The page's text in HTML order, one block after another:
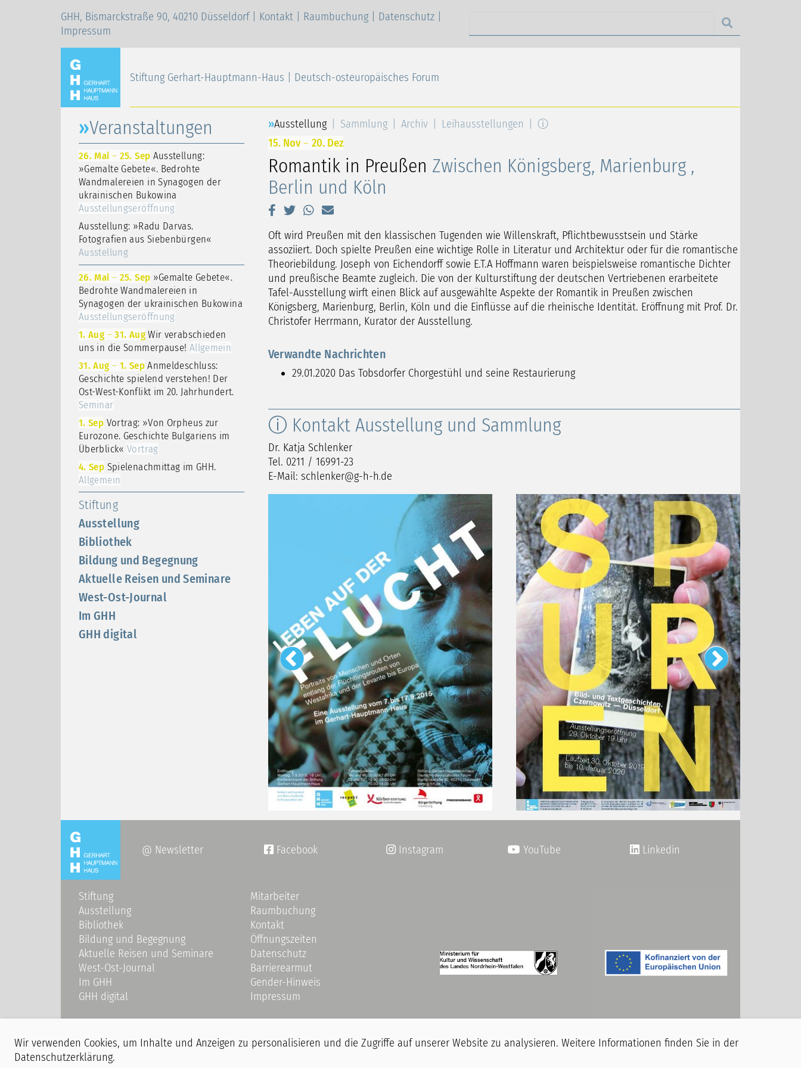
GHH, Bismarckstraße 90, 40210 Düsseldorf | Kontakt Raumbuchung Datenschutz
Impressum
Stiftung Gerhart-Hauptmann-Haus | Deutsch-osteuropäisches Forum
Stiftung
Ausstellung
Bibliothek
Bildung und Begegnung
Aktuelle Reisen und Seminare
West-Ost-Journal
Im GHH
GHH digital
Veranstaltungen
26. Mai – 25. Sep Ausstellung:
»Gemalte Gebete«. Bedrohte
Wandmalereien in Synagogen der
ukrainischen Bukowina
Ausstellungseröffnung
Ausstellung: »Radu Darvas.
Fotografien aus Siebenbürgen«
Ausstellung
26. Mai – 25. Sep »Gemalte Gebete«.
Bedrohte Wandmalereien in
Synagogen der ukrainischen Bukowina
Ausstellungseröffnung
1. Aug –31. AugWir verabschieden
uns in die Sommerpause! Allgemein
31. Aug – 1. SepAnmeldeschluss:
Geschichte spielend verstehen! Der
Ost-West-Konflikt im 20. Jahrhundert.
Seminar
1. Sep Vortrag: »Von Orpheus zur
Eurozone. Geschichte Bulgariens im
Überblick«Vortrag
4. Sep Spielenachmittag im GHH.
Allgemein
Ausstellung Sammlung Archiv Leihausstellungen
ⓘ
15. Nov– 20. Dez
Romantik in Preußen Zwischen Königsberg, Marienburg ,
Berlin und Köln
Oft wird Preußen mit den klassischen Tugenden wie Willenskraft, Pflichtbewusstsein und Stärke
assoziiert. Doch spielte Preußen eine wichtige Rolle in Literatur und Architektur oder für die romantische
Theoriebildung. Joseph von Eichendorff sowie E.T.A Hoffmann waren beispielsweise romantische Dichter
und preußische Beamte zugleich. Die von der Kulturstiftung der deutschen Vertriebenen erarbeitete
Tafel-Ausstellung wirft einen Blick auf ausgewählte Aspekte der Romantik in Preußen zwischen
Königsberg, Marienburg, Berlin, Köln und die Einflüsse auf die rheinische Identität. Eröffnung mit Prof. Dr.
Christofer Herrmann, Kurator der Ausstellung.
Verwandte Nachrichten
29.01.2020 Das Tobsdorfer Chorgestühl und seine Restaurierung
ⓘ Kontakt Ausstellung und Sammlung
Dr. Katja Schlenker
Tel. 0211 / 16991-23
E-Mail: schlenker g-h-h de
@ Newsletter  Facebook Instagram YouTube Linkedin
Stiftung
Ausstellung
Bibliothek
Bildung und Begegnung
Aktuelle Reisen und Seminare
West-Ost-Journal
Im GHH
GHH digital
Mitarbeiter
Raumbuchung
Kontakt
Öffnungszeiten
Datenschutz
Barrierearmut
Gender-Hinweis
Impressum
Wir verwenden Cookies, um Inhalte und Anzeigen zu personalisieren und die Zugriffe auf unserer Website zu analysieren. Weitere Informationen finden Sie in der
Datenschutzerklärung.